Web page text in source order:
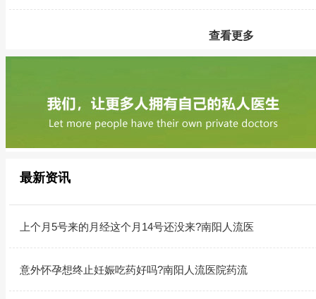
查看更多
最新资讯
上个月5号来的月经这个月14号还没来?南阳人流医
意外怀孕想终止妊娠吃药好吗?南阳人流医院药流